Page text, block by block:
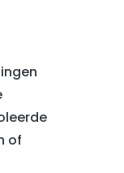
of